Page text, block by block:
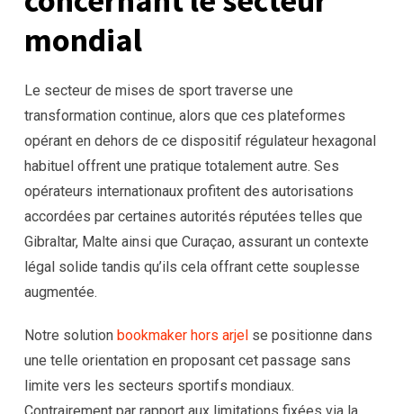
mondial
Le secteur de mises de sport traverse une
transformation continue, alors que ces plateformes
opérant en dehors de ce dispositif régulateur hexagonal
habituel offrent une pratique totalement autre. Ses
opérateurs internationaux profitent des autorisations
accordées par certaines autorités réputées telles que
Gibraltar, Malte ainsi que Curaçao, assurant un contexte
légal solide tandis qu’ils cela offrant cette souplesse
augmentée.
Notre solution bookmaker hors arjel se positionne dans
une telle orientation en proposant cet passage sans
limite vers les secteurs sportifs mondiaux.
Contrairement par rapport aux limitations fixées via la